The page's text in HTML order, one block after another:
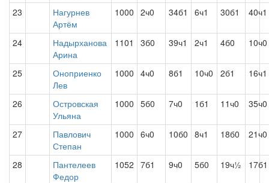
23
Нагурнев
Артём
1000 2ч0 34б1 6ч1 30б1 40ч1
24
Надырханова
Арина
1101 3б0 39ч1 2ч1 4б0 10ч0
25
Оноприенко
Лев
1000 4ч0 8б1 10ч0 2б1 16ч1
26
Островская
Ульяна
1000 5б0 7ч0 1б1 11ч0 35ч0
27
Павлович
Степан
1000 6ч0 10б0 8ч1 18б0 21ч0
28
Пантелеев
Федор
1052 7б1 9ч0 5б0 19ч½ 17б1